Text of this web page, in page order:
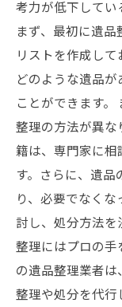
考力が低下してい
まず、最初に遺
リストを作成して
どのような遺品
ことができます。
整理の方法が異な
籍は、専門家に
す。さらに、遺
り、必要でなく
討し、処分方法を
整理にはプロの手
の遺品整理業者
整理や処分を代行